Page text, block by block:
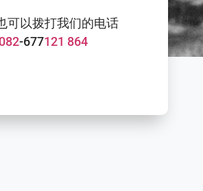
可以拨打我们的电话
-677121 864